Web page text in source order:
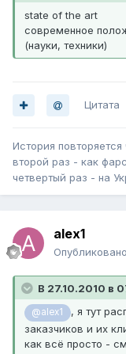
state of the art
современное
(науки, техники)
Цитата
История
второй раз - как
четвертый раз - на
alex1
Опубликовано
В 27.10.2010 в
@alex1
, я тут
заказчиков и их
как всё просто -